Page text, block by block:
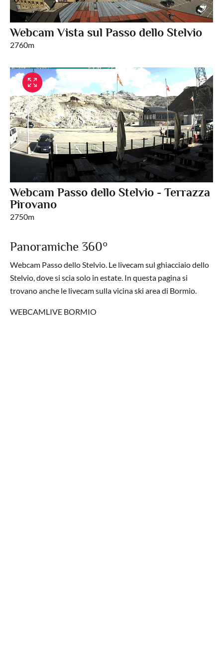
Webcam Vista sul Passo dello Stelvio
2760m
Webcam Passo dello Stelvio - Terrazza
Pirovano
2750m
Panoramiche 360°
Webcam Passo dello Stelvio. Le livecam sul ghiacciaio dello
Stelvio, dove si scia solo in estate. In questa pagina si
trovano anche le livecam sulla vicina ski area di Bormio.
WEBCAMLIVE BORMIO